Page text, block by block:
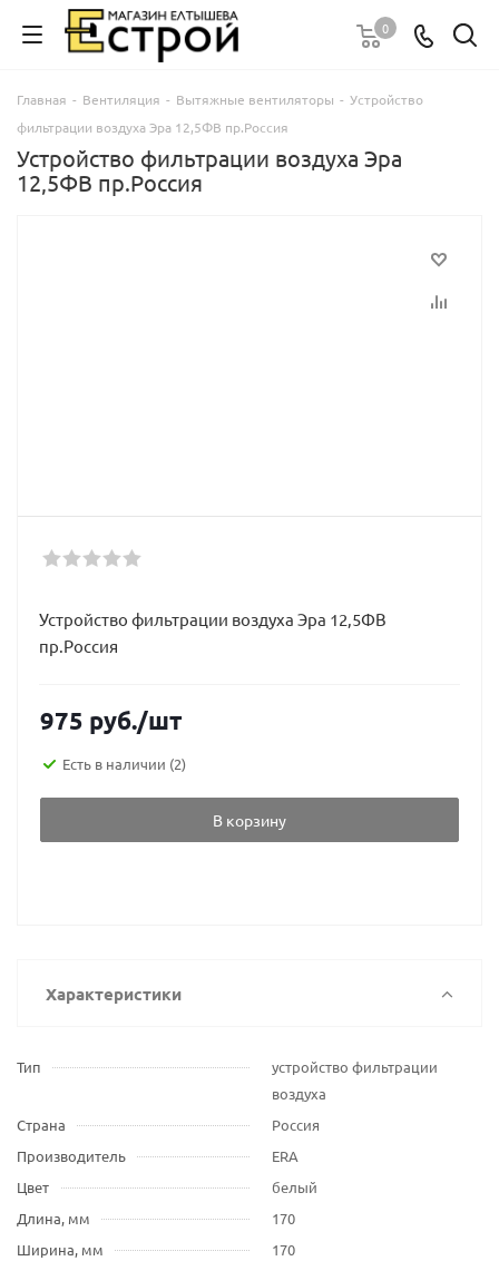
0
Главная - Вентиляция - Вытяжные вентиляторы - Устройство
фильтрации воздуха Эра 12,5ФВ пр.Россия
Устройство фильтрации воздуха Эра
12,5ФВ пр.Россия
Устройство фильтрации воздуха Эра 12,5ФВ
пр.Россия
975 руб./шт
Есть в наличии (2)
В корзину
Характеристики
Тип
устройство фильтрации
воздуха
Страна
Россия
Производитель
ERA
Цвет
белый
Длина, мм
170
Ширина, мм
170